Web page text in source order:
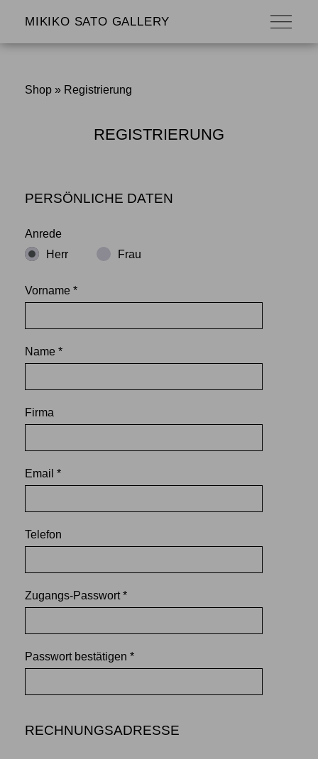
MIKIKO SATO GALLERY
Shop » Registrierung
REGISTRIERUNG
PERSÖNLICHE DATEN
Anrede
Herr
Frau
Vorname *
Name *
Firma
Email *
Telefon
Zugangs-Passwort *
Passwort bestätigen *
RECHNUNGSADRESSE